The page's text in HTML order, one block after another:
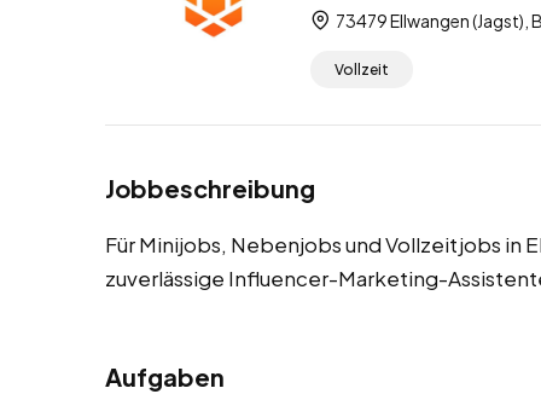
73479 Ellwangen
Vollzeit
Jobbeschreibung
Für Minijobs, Nebenjobs und Vollzeitjobs in
zuverlässige Influencer-Marketing-
Aufgaben